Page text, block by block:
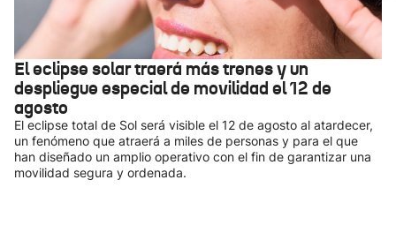
El eclipse solar traerá más trenes y un
despliegue especial de movilidad el 12 de
agosto
El eclipse total de Sol será visible el 12 de agosto al atardecer,
un fenómeno que atraerá a miles de personas y para el que
han diseñado un amplio operativo con el fin de garantizar una
movilidad segura y ordenada.